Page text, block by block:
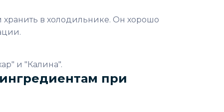
хранить в холодильнике. Он хорошо
и "Калина".
при